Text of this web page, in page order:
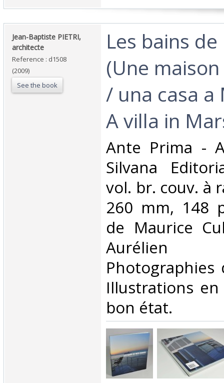
‎Jean-Baptiste PIETRI,
architecte‎
Reference : d1508
(2009)
See the book
‎Les bains
(Une
/ una casa a
A villa in
‎Ante Prima -
Silvana
vol. br. couv. à
260 mm, 148
de Maurice
Photographies
Illustrations
bon état. ‎